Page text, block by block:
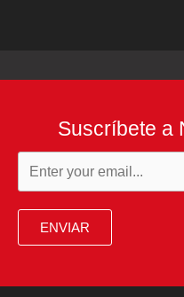
Suscríbete a
ENVIAR